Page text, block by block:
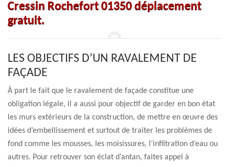
Cressin Rochefort 01350 déplacement
gratuit.
LES OBJECTIFS D’UN RAVALEMENT DE
FAÇADE
À part le fait que le ravalement de façade constitue une
obligation légale, il a aussi pour objectif de garder en bon état
les murs extérieurs de la construction, de mettre en œuvre des
idées d’embellissement et surtout de traiter les problèmes de
fond comme les mousses, les moisissures, l’infiltration d’eau ou
autres. Pour retrouver son éclat d’antan, faites appel à